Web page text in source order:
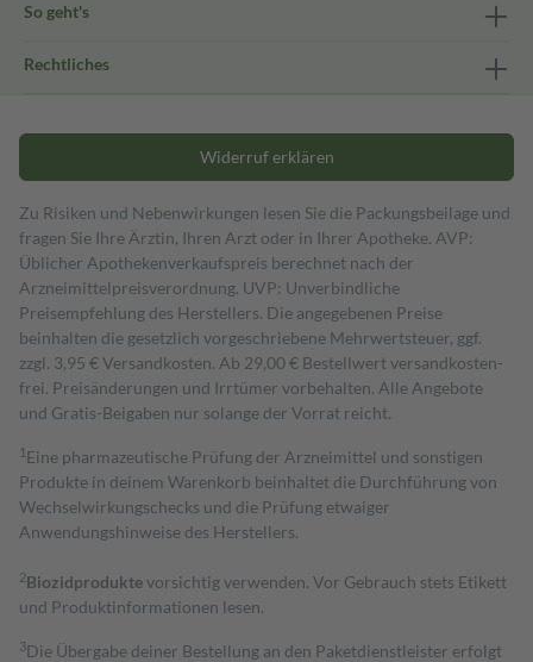
So geht's
Rechtliches
Widerruf erklären
Zu Risiken und Nebenwirkungen lesen Sie die Packungsbeilage und
fragen Sie Ihre Ärztin, Ihren Arzt oder in Ihrer Apotheke. AVP:
Üblicher Apothekenverkaufspreis berechnet nach der
Arzneimittelpreisverordnung. UVP: Unverbindliche
Preisempfehlung des Herstellers. Die angegebenen Preise
beinhalten die gesetzlich vorgeschriebene Mehrwertsteuer, ggf.
zzgl. 3,95 € Versandkosten. Ab 29,00 € Bestell­wert versand­kosten­
frei. Preisänderungen und Irrtümer vorbehalten. Alle Angebote
und Gratis-Beigaben nur solange der Vorrat reicht.
1 Eine pharmazeutische Prüfung der Arzneimittel und sonstigen
Produkte in deinem Warenkorb beinhaltet die Durchführung von
Wechselwirkungschecks und die Prüfung etwaiger
Anwendungshinweise des Herstellers.
2Biozidproduktevorsichtig verwenden. Vor Gebrauch stets Etikett
und Produktinformationen lesen.
3Die Übergabe deiner Bestellung an den Paketdienstleister erfolgt